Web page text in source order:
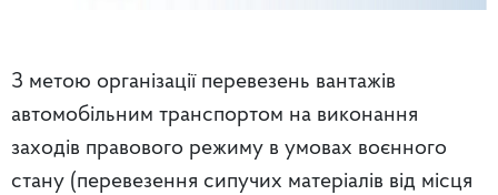
З метою організації перевезень вантажів
автомобільним транспортом на виконання
заходів правового режиму в умовах воєнного
стану (перевезення сипучих матеріалів від місця